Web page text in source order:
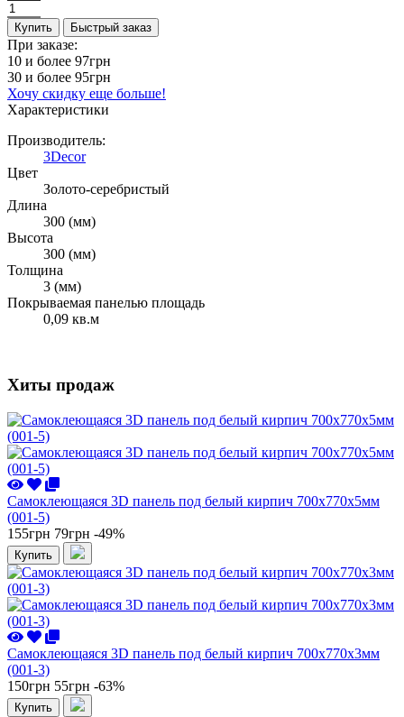
Купить Быстрый заказ
При заказе:
10 и более 97грн
30 и более 95грн
Хочу скидку еще больше!
Характеристики
Производитель:
3Decor
Цвет
Золото-серебристый
Длина
300 (мм)
Высота
300 (мм)
Толщина
3 (мм)
Покрываемая панелью площадь
0,09 кв.м
Хиты продаж
Самоклеющаяся 3D панель под белый кирпич 700x770x5мм
(001-5)
155грн 79грн -49%
Купить
Самоклеющаяся 3D панель под белый кирпич 700x770x3мм
(001-3)
150грн 55грн -63%
Купить